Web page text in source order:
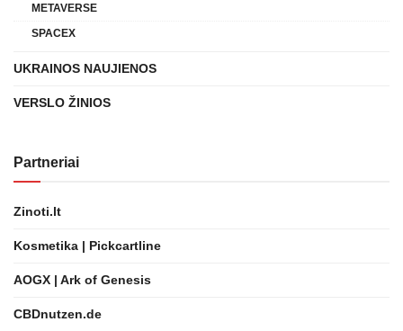
METAVERSE
SPACEX
UKRAINOS NAUJIENOS
VERSLO ŽINIOS
Partneriai
Zinoti.lt
Kosmetika | Pickcartline
AOGX | Ark of Genesis
CBDnutzen.de